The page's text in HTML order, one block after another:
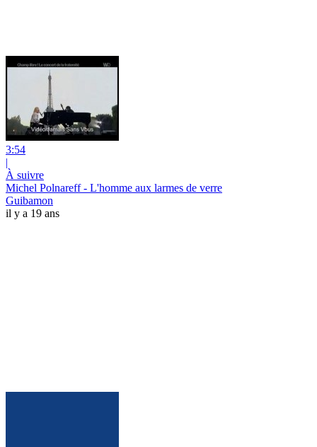
3:54
|
À suivre
Michel Polnareff - L'homme aux larmes de verre
Guibamon
il y a 19 ans